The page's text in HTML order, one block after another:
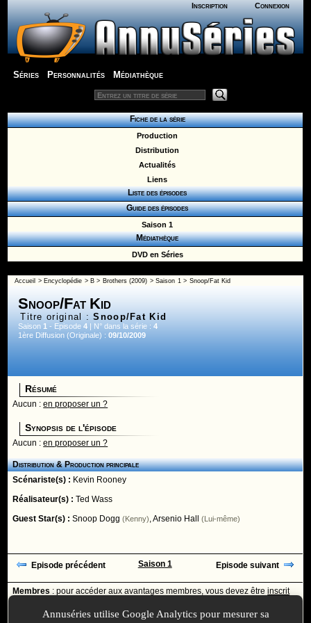
Inscription Connexion
Séries Personnalités Médiathèque
Fiche de la série
Production
Distribution
Actualités
Liens
Liste des épisodes
Guide des épisodes
Saison 1
Médiathèque
DVD en Séries
Accueil > Encyclopédie > B > Brothers (2009) >Saison 1> Snoop/Fat Kid
Snoop/Fat Kid
Titre original :Snoop/Fat Kid
Saison1 - Episode4 | N° dans la série :4
1ère Diffusion (Originale) :09/10/2009
Résumé
Aucun :en proposer un ?
Synopsis de l'épisode
Aucun :en proposer un ?
Distribution & Production principale
Scénariste(s) : Kevin Rooney
Réalisateur(s) :Ted Wass
Guest Star(s) :Snoop Dogg (Kenny),Arsenio Hall (Lui-même)
Episode précédent Saison 1 Episode suivant
Membres : pour accéder aux avantages membres, vous devez êtreinscrit
Ajoutée le :30/11/-0001 à 00:00 -Mise à jour le : 19/02/2026 à 11:13
Annuséries utilise Google Analytics pour mesurer sa